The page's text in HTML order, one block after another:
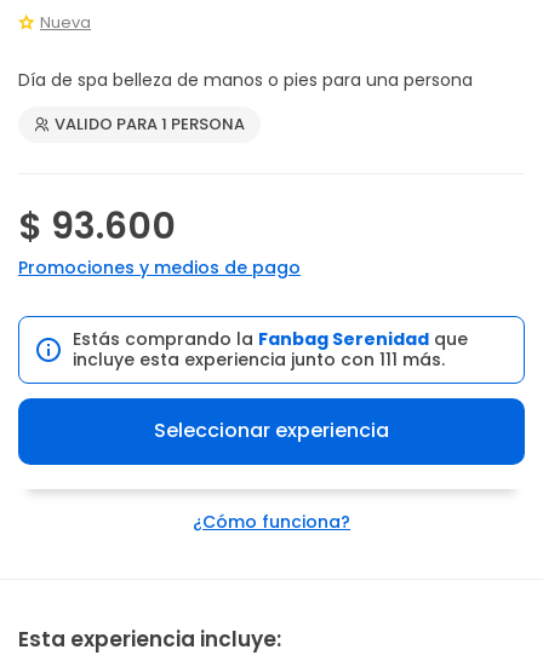
Nueva
Día de spa belleza de manos o pies para una persona
VALIDO PARA 1 PERSONA
$ 93.600
Promociones y medios de pago
Estás comprando la Fanbag Serenidad que
incluye esta experiencia junto con 111 más.
Seleccionar experiencia
¿Cómo funciona?
Esta experiencia incluye: